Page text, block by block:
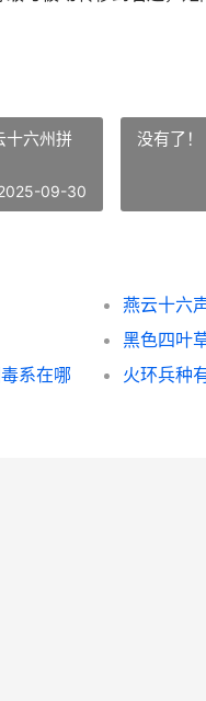
十六州拼
09-30
没有了！
系在哪
火环兵种